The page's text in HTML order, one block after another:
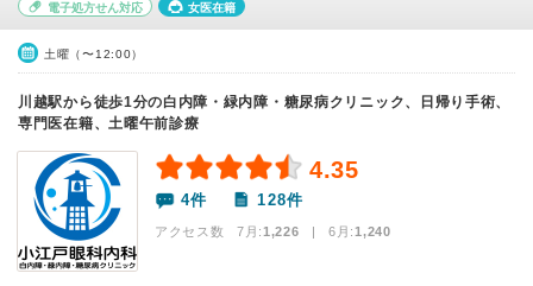
電子処方せん対応 女医在籍
土曜（〜12:00）
川越駅から徒歩1分の白内障・緑内障・糖尿病クリニック、日帰り手術、
専門医在籍、土曜午前診療
4.35
4件 128件
アクセス数 7月:1,226 | 6月:1,240